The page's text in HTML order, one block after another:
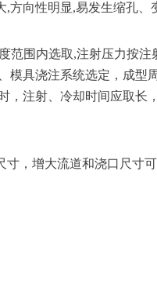
,方向性明显,易发生缩孔、
范围内选取,注射压力按注
模具浇注系统选定，成型
，注射、冷却时间应取长
寸，增大流道和浇口尺寸